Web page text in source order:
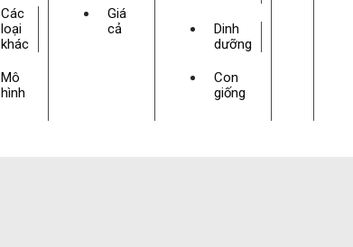
Các
loại
khác
Mô
hình
Giá
cả
Dinh
dưỡng
Con
giống